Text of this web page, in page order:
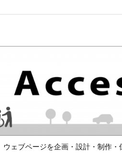
ウェブページを企画・設計・制作